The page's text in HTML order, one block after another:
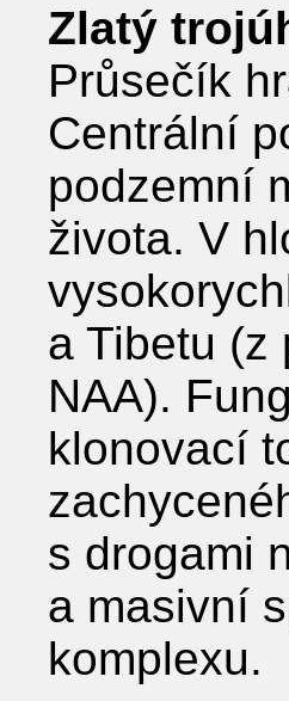
Zlatý
Průsečík
Centrální
podzemní
života. V
a Tibetu (z
NAA).
klonovací
s drogami
a masivní
komplexu.